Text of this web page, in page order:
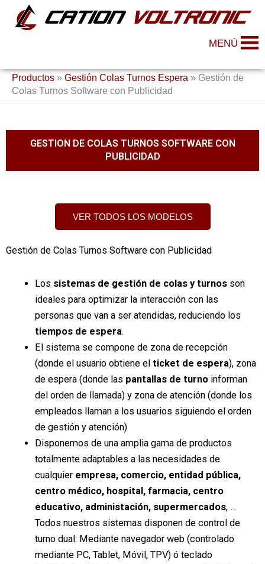
MENÚ
Productos » Gestión Colas Turnos Espera » Gestión de
Colas Turnos Software con Publicidad
GESTION DE COLAS TURNOS SOFTWARE CON
PUBLICIDAD
VER TODOS LOS MODELOS
Gestión de Colas Turnos Software con Publicidad
Los sistemas de gestión de colas y turnos son
ideales para optimizar la interacción con las
personas que van a ser atendidas, reduciendo los
tiempos de espera.
El sistema se compone de zona de recepción
(donde el usuario obtiene el ticket de espera), zona
de espera (donde las pantallas de turno informan
del orden de llamada) y zona de atención (donde los
empleados llaman a los usuarios siguiendo el orden
de gestión y atención)
Disponemos de una amplia gama de productos
totalmente adaptables a las necesidades de
cualquier empresa, comercio, entidad pública,
centro médico, hospital, farmacia, centro
educativo, administación, supermercados, …
Todos nuestros sistemas disponen de control de
turno dual: Mediante navegador web (controlado
mediante PC, Tablet, Móvil, TPV) ó teclado